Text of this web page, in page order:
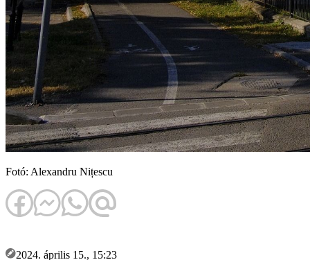
Fotó: Alexandru Nițescu
2024. április 15., 15:23